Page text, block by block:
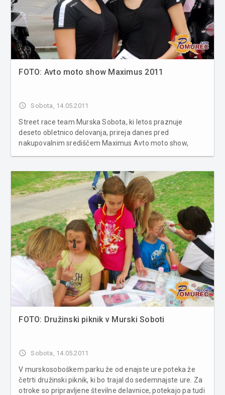
FOTO: Avto moto show Maximus 2011
access_time Sobota, 14.05.2011
Street race team Murska Sobota, ki letos praznuje
deseto obletnico delovanja, prireja danes pred
nakupovalnim središčem Maximus Avto moto show,
FOTO: Družinski piknik v Murski Soboti
access_time Sobota, 14.05.2011
V murskosoboškem parku že od enajste ure poteka že
četrti družinski piknik, ki bo trajal do sedemnajste ure. Za
otroke so pripravljene številne delavnice, potekajo pa tudi